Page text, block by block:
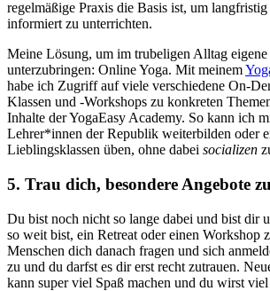
regelmäßige Praxis die Basis ist, um
informiert zu unterrichten.
Meine Lösung, um im trubeligen Alltag eigene
unterzubringen: Online Yoga. Mit meinem
habe ich Zugriff auf viele verschiedene On-
Klassen und -Workshops zu konkreten
Inhalte der YogaEasy Academy. So kann ich
Lehrer*innen der Republik weiterbilden oder
Lieblingsklassen üben, ohne dabei socializen
5. Trau dich, besondere Angebote
Du bist noch nicht so lange dabei und bist dir
so weit bist, ein Retreat oder einen Workshop
Menschen dich danach fragen und sich
zu und du darfst es dir erst recht zutrauen.
kann super viel Spaß machen und du wirst